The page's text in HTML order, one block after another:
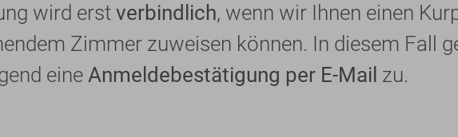
wird erst verbindlich, wenn wir Ihnen einen
Zimmer zuweisen können. In diesem Fall
eineAnmeldebestätigung per E-Mail zu.